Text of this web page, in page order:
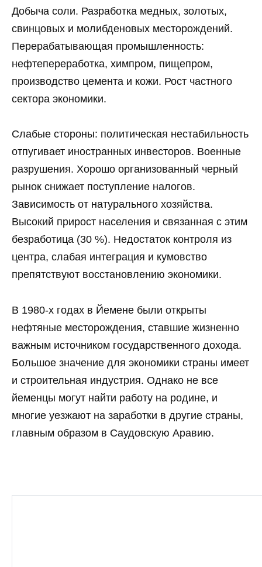
Добыча соли. Разработка медных, золотых,
свинцовых и молибденовых месторождений.
Перерабатывающая промышленность:
нефтепереработка, химпром, пищепром,
производство цемента и кожи. Рост частного
сектора экономики.
Слабые стороны: политическая нестабильность
отпугивает иностранных инвесторов. Военные
разрушения. Хорошо организованный черный
рынок снижает поступление налогов.
Зависимость от натурального хозяйства.
Высокий прирост населения и связанная с этим
безработица (30 %). Недостаток контроля из
центра, слабая интеграция и кумовство
препятствуют восстановлению экономики.
В 1980-х годах в Йемене были открыты
нефтяные месторождения, ставшие жизненно
важным источником государственного дохода.
Большое значение для экономики страны имеет
и строительная индустрия. Однако не все
йеменцы могут найти работу на родине, и
многие уезжают на заработки в другие страны,
главным образом в Саудовскую Аравию.